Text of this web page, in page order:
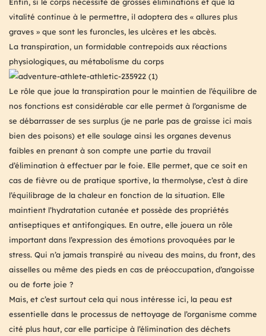
vitalité continue à le permettre, il adoptera des « allures plus
graves » que sont les furoncles, les ulcères et les abcès.
La transpiration, un formidable contrepoids aux réactions
physiologiques, au métabolisme du corps
Le rôle que joue la transpiration pour le maintien de l’équilibre de
nos fonctions est considérable car elle permet à l’organisme de
se débarrasser de ses surplus (je ne parle pas de graisse ici mais
bien des poisons) et elle soulage ainsi les organes devenus
faibles en prenant à son compte une partie du travail
d’élimination à effectuer par le foie. Elle permet, que ce soit en
cas de fièvre ou de pratique sportive, la thermolyse, c’est à dire
l’équilibrage de la chaleur en fonction de la situation. Elle
maintient l’hydratation cutanée et possède des propriétés
antiseptiques et antifongiques. En outre, elle jouera un rôle
important dans l’expression des émotions provoquées par le
stress. Qui n’a jamais transpiré au niveau des mains, du front, des
aisselles ou même des pieds en cas de préoccupation, d’angoisse
ou de forte joie ?
Mais, et c’est surtout cela qui nous intéresse ici, la peau est
essentielle dans le processus de nettoyage de l’organisme comme
cité plus haut, car elle participe à l’élimination des déchets